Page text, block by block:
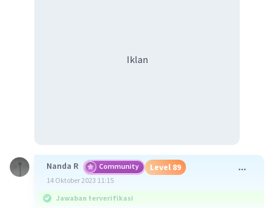
Iklan
Nanda R Community Level 89
14 Oktober 2023 11:15
Jawaban terverifikasi